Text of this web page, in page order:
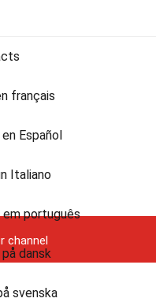
channel
français
Español
Italiano
português
dansk
svenska